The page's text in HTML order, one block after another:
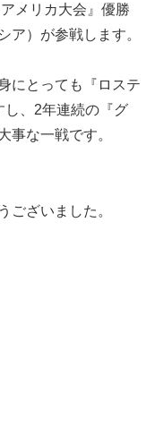
メリカ大会』優勝
ア）が参戦します。
にとっても『ロステ
し、2年連続の『グ
事な一戦です。
ございました。